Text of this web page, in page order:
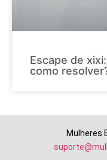
Escape de
como
Mulheres